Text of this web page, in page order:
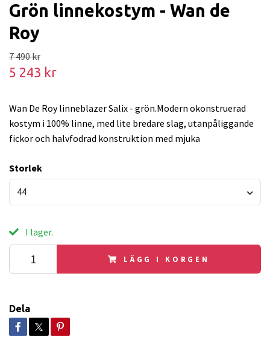
Grön linnekostym - Wan de
Roy
7 490 kr
5 243 kr
Wan De Roy linneblazer Salix - grön.Modern okonstruerad
kostym i 100% linne, med lite bredare slag, utanpåliggande
fickor och halvfodrad konstruktion med mjuka
Storlek
44
I lager.
LÄGG I KORGEN
Dela